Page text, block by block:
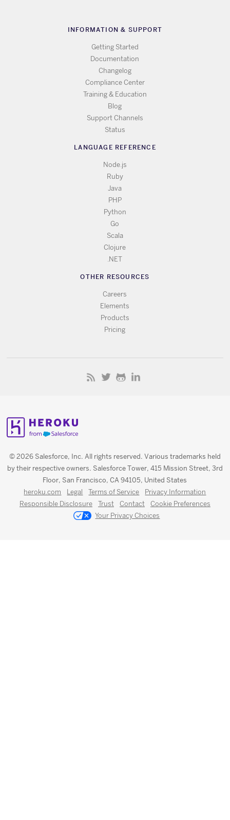
INFORMATION & SUPPORT
Getting Started
Documentation
Changelog
Compliance Center
Training & Education
Blog
Support Channels
Status
LANGUAGE REFERENCE
Node.js
Ruby
Java
PHP
Python
Go
Scala
Clojure
.NET
OTHER RESOURCES
Careers
Elements
Products
Pricing
© 2026 Salesforce, Inc. All rights reserved. Various trademarks held
by their respective owners. Salesforce Tower, 415 Mission Street, 3rd
Floor, San Francisco, CA 94105, United States
heroku.com Legal Terms of Service
Privacy Information
Responsible Disclosure
Trust Contact
Cookie Preferences
Your Privacy Choices